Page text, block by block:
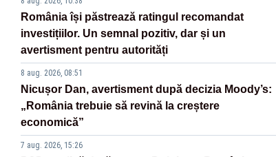
România își păstrează ratingul recomandat
investițiilor. Un semnal pozitiv, dar și un
avertisment pentru autorități
8 aug. 2026, 08:51
Nicușor Dan, avertisment după decizia Moody’s:
„România trebuie să revină la creștere
economică”
7 aug. 2026, 15:26